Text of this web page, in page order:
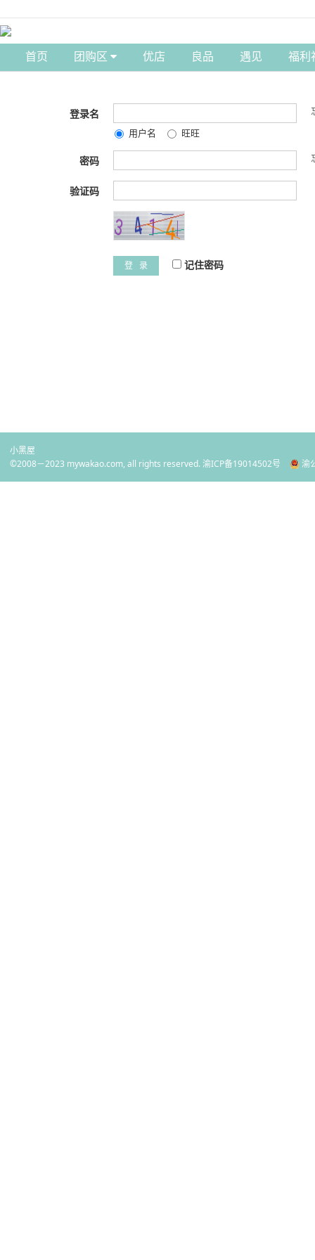
首页 团购区 优店 良品 遇见 福利
登录名
用户名 旺旺
密码
验证码
登 录 记住密码
小黑屋
©2008－2023 mywakao.com, all rights reserved.渝ICP备19014502号 渝